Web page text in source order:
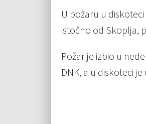
U požaru u
istočno od Skoplja,
Požar je izbio u
DNK, a u diskoteci